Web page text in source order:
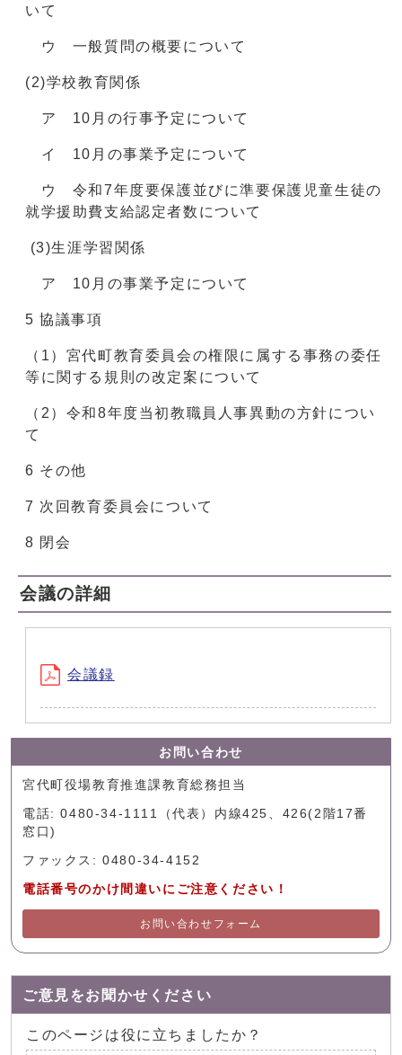
いて
ウ 一般質問の概要について
(2)学校教育関係
ア 10月の行事予定について
イ 10月の事業予定について
ウ 令和7年度要保護並びに準要保護児童生徒の
就学援助費支給認定者数について
(3)生涯学習関係
ア 10月の事業予定について
5 協議事項
（1）宮代町教育委員会の権限に属する事務の委任
等に関する規則の改定案について
（2）令和8年度当初教職員人事異動の方針につい
て
6 その他
7 次回教育委員会について
8 閉会
会議の詳細
会議録
お問い合わせ
宮代町役場教育推進課教育総務担当
電話: 0480-34-1111（代表）内線425、426(2階17番
窓口)
ファックス: 0480-34-4152
電話番号のかけ間違いにご注意ください！
お問い合わせフォーム
ご意見をお聞かせください
このページは役に立ちましたか？